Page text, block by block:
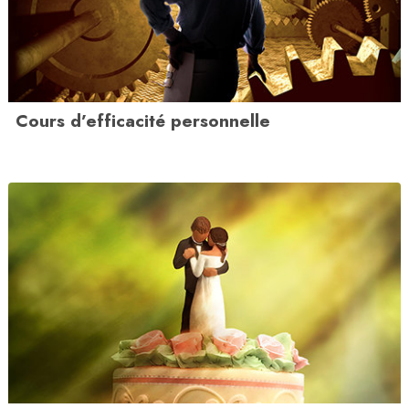
Cours d’efficacité personnelle